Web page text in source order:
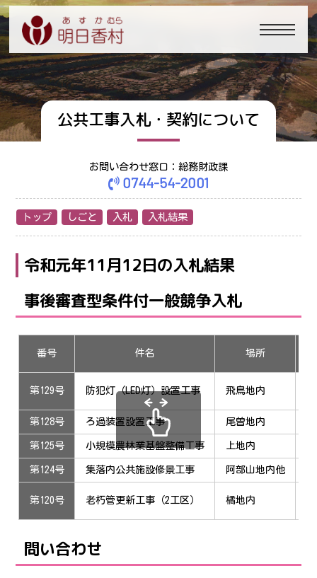
公共工事入札・契約について
お問い合わせ窓口：総務財政課
0744-54-2001
トップ しごと 入札 入札結果
令和元年11月12日の入札結果
事後審査型条件付一般競争入札
番号 件名 場所
第129号 防犯灯（LED灯）設置工事 飛鳥地内
第128号 ろ過装置設置工事 尾曽地内
第125号 小規模農林業基盤整備工事 上地内
第124号 集落内公共施設修景工事 阿部山地内他
第120号 老朽管更新工事（2工区） 橘地内
問い合わせ